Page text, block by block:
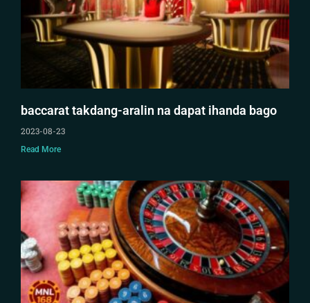
baccarat takdang-aralin na dapat ihanda bago
2023-08-23
Read More